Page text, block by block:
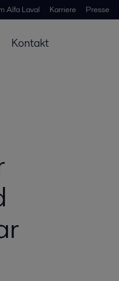
Alfa Laval Karriere Presse
Kontakt